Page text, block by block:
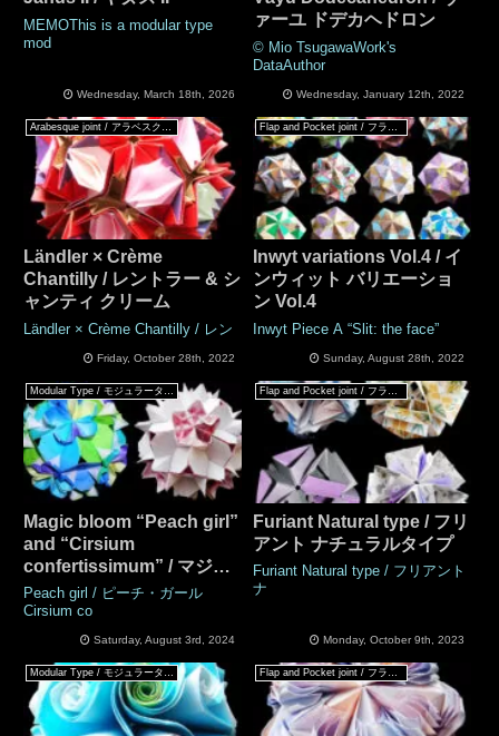
MEMOThis is a modular type
mod
Wednesday, March 18th, 2026
ァーユ ドデカヘドロン
© Mio TsugawaWork's
DataAuthor
Wednesday, January 12th, 2022
Ländler × Crème
Chantilly / レントラー & シ
ャンティ クリーム
Ländler × Crème Chantilly / レン
Friday, October 28th, 2022
Inwyt variations Vol.4 / イ
ンウィット バリエーショ
ン Vol.4
Inwyt Piece A “Slit: the face”
Sunday, August 28th, 2022
Modular Type / モジュラータイプ
Magic bloom “Peach girl”
and “Cirsium
confertissimum” / マジッ
クブルーム 『ピーチ・ガ
ール』『コイブキアザミ』
Peach girl / ピーチ・ガール
Cirsium co
Saturday, August 3rd, 2024
Flap and Pocket joint / フラップ & ポケットジョイント
Furiant Natural type / フリ
アント ナチュラルタイプ
Furiant Natural type / フリアント
ナ
Monday, October 9th, 2023
Modular Type / モジュラータイプ Flap and Pocket joint / フラップ & ポケットジョイント